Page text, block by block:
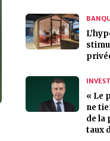
« Le
ne
de la
taux